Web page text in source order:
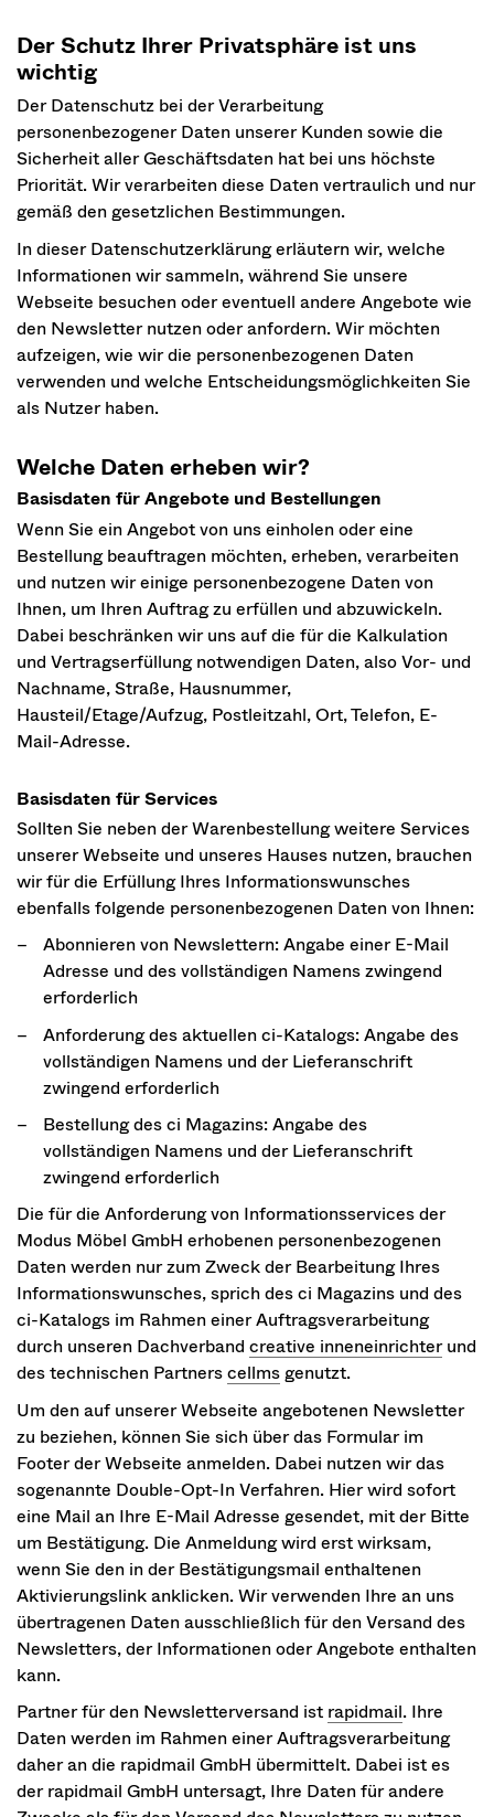
Der Schutz Ihrer Privatsphäre ist uns
wichtig
Der Datenschutz bei der Verarbeitung
personenbezogener Daten unserer Kunden sowie die
Sicherheit aller Geschäftsdaten hat bei uns höchste
Priorität. Wir verarbeiten diese Daten vertraulich und nur
gemäß den gesetzlichen Bestimmungen.
In dieser Datenschutzerklärung erläutern wir, welche
Informationen wir sammeln, während Sie unsere
Webseite besuchen oder eventuell andere Angebote wie
den Newsletter nutzen oder anfordern. Wir möchten
aufzeigen, wie wir die personenbezogenen Daten
verwenden und welche Entscheidungsmöglichkeiten Sie
als Nutzer haben.
Welche Daten erheben wir?
Basisdaten für Angebote und Bestellungen
Wenn Sie ein Angebot von uns einholen oder eine
Bestellung beauftragen möchten, erheben, verarbeiten
und nutzen wir einige personenbezogene Daten von
Ihnen, um Ihren Auftrag zu erfüllen und abzuwickeln.
Dabei beschränken wir uns auf die für die Kalkulation
und Vertragserfüllung notwendigen Daten, also Vor- und
Nachname, Straße, Hausnummer,
Hausteil/Etage/Aufzug, Postleitzahl, Ort, Telefon, E-
Mail-Adresse.
Basisdaten für Services
Sollten Sie neben der Warenbestellung weitere Services
unserer Webseite und unseres Hauses nutzen, brauchen
wir für die Erfüllung Ihres Informationswunsches
ebenfalls folgende personenbezogenen Daten von Ihnen:
Abonnieren von Newslettern: Angabe einer E-Mail
Adresse und des vollständigen Namens zwingend
erforderlich
Anforderung des aktuellen ci-Katalogs: Angabe des
vollständigen Namens und der Lieferanschrift
zwingend erforderlich
Bestellung des ci Magazins: Angabe des
vollständigen Namens und der Lieferanschrift
zwingend erforderlich
Die für die Anforderung von Informationsservices der
Modus Möbel GmbH erhobenen personenbezogenen
Daten werden nur zum Zweck der Bearbeitung Ihres
Informationswunsches, sprich des ci Magazins und des
ci-Katalogs im Rahmen einer Auftragsverarbeitung
durch unseren Dachverband creative inneneinrichterund
des technischen Partnerscellmsgenutzt.
Um den auf unserer Webseite angebotenen Newsletter
zu beziehen, können Sie sich über das Formular im
Footer der Webseite anmelden. Dabei nutzen wir das
sogenannte Double-Opt-In Verfahren. Hier wird sofort
eine Mail an Ihre E-Mail Adresse gesendet, mit der Bitte
um Bestätigung. Die Anmeldung wird erst wirksam,
wenn Sie den in der Bestätigungsmail enthaltenen
Aktivierungslink anklicken. Wir verwenden Ihre an uns
übertragenen Daten ausschließlich für den Versand des
Newsletters, der Informationen oder Angebote enthalten
kann.
Partner für den Newsletterversand ist rapidmail. Ihre
Daten werden im Rahmen einer Auftragsverarbeitung
daher an die rapidmail GmbH übermittelt. Dabei ist es
der rapidmail GmbH untersagt, Ihre Daten für andere